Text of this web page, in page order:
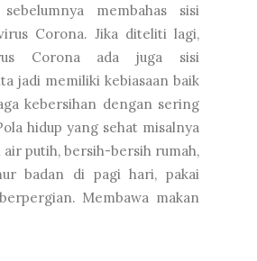
membahas sisi
Corona. Jika diteliti lagi,
Corona ada juga sisi
jadi memiliki kebiasaan baik
kebersihan dengan sering
hidup yang sehat misalnya
putih, bersih-bersih rumah,
badan di pagi hari, pakai
Membawa makan